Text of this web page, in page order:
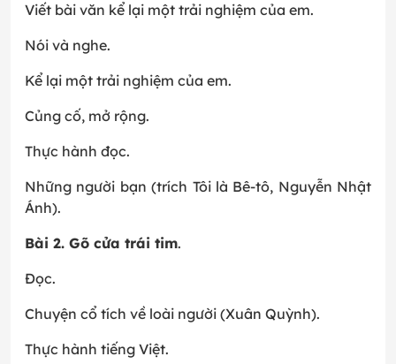
Viết bài văn kể lại một trải nghiệm của em.
Nói và nghe.
Kể lại một trải nghiệm của em.
Củng cố, mở rộng.
Thực hành đọc.
Những người bạn (trích Tôi là Bê-tô, Nguyễn Nhật
Ánh).
Bài 2. Gõ cửa trái tim.
Đọc.
Chuyện cổ tích về loài người (Xuân Quỳnh).
Thực hành tiếng Việt.